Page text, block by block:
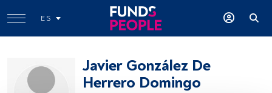
ES
Javier González De
Herrero Domingo